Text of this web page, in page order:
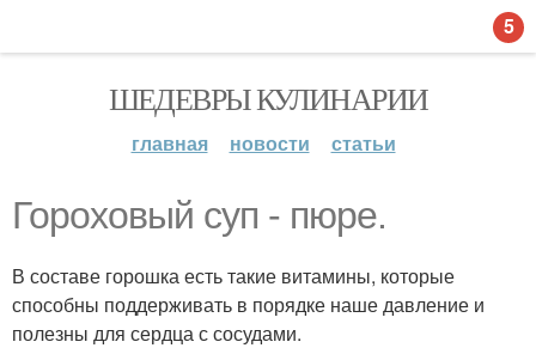
ШЕДЕВРЫ КУЛИНАРИИ
главная новости статьи
Гороховый суп - пюре.
В составе горошка есть такие витамины, которые
способны поддерживать в порядке наше давление и
полезны для сердца с сосудами.
5